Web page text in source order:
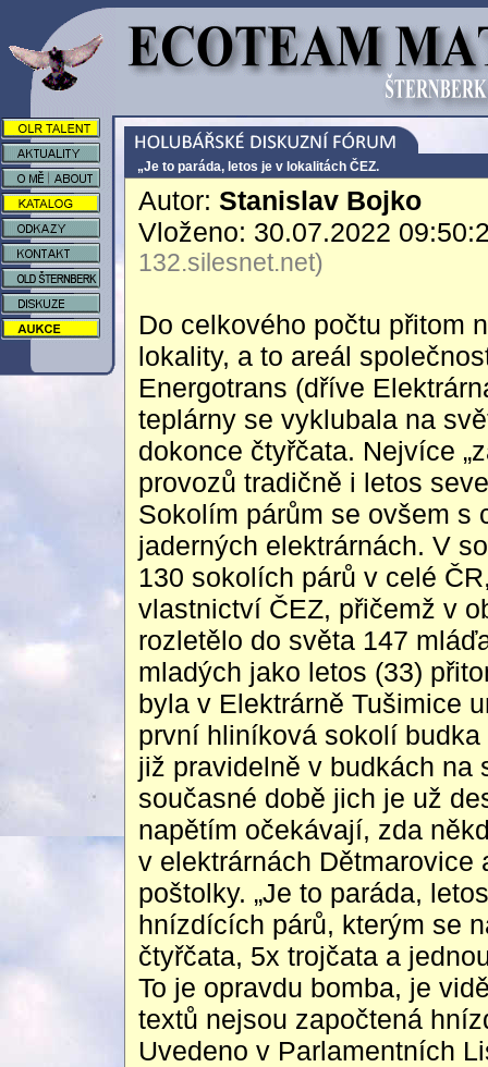
„Je to paráda, letos je v lokalitách ČEZ.
Autor: Stanislav Bojko
Vloženo: 30.07.2022
132.silesnet.net)
Do celkového počtu přitom
lokality, a to areál
Energotrans (dříve
teplárny se vyklubala na
dokonce čtyřčata. Nejvíce
provozů tradičně i letos
Sokolím párům se ovšem s
jaderných elektrárnách. V
130 sokolích párů v celé
vlastnictví ČEZ, přičemž v
rozletělo do světa 147
mladých jako letos (33)
byla v Elektrárně Tušimice
první hliníková sokolí
již pravidelně v budkách na
současné době jich je už
napětím očekávají, zda
v elektrárnách
poštolky. „Je to paráda,
hnízdících párů, kterým se
čtyřčata, 5x trojčata a
To je opravdu bomba, je
textů nejsou započtená
Uvedeno v Parlamentních